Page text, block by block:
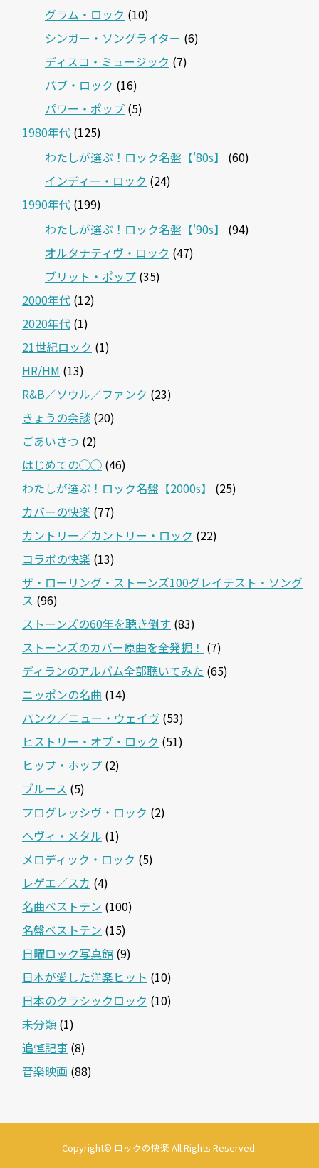
グラム・ロック (10)
シンガー・ソングライター (6)
ディスコ・ミュージック (7)
パブ・ロック (16)
パワー・ポップ (5)
1980年代 (125)
わたしが選ぶ！ロック名盤【'80s】
(60)
インディー・ロック (24)
1990年代 (199)
わたしが選ぶ！ロック名盤【'90s】
(94)
オルタナティヴ・ロック (47)
ブリット・ポップ (35)
2000年代 (12)
2020年代 (1)
21世紀ロック (1)
HR/HM (13)
R&B／ソウル／ファンク (23)
きょうの余談 (20)
ごあいさつ (2)
はじめての◯◯ (46)
わたしが選ぶ！ロック名盤【2000s】
(25)
カバーの快楽 (77)
カントリー／カントリー・ロック (22)
コラボの快楽 (13)
ザ・ローリング・ストーンズ100グレイテスト・ソング
ス (96)
ストーンズの60年を聴き倒す (83)
ストーンズのカバー原曲を全発掘！ (7)
ディランのアルバム全部聴いてみた (65)
ニッポンの名曲 (14)
パンク／ニュー・ウェイヴ (53)
ヒストリー・オブ・ロック (51)
ヒップ・ホップ (2)
ブルース (5)
プログレッシヴ・ロック (2)
ヘヴィ・メタル (1)
メロディック・ロック (5)
レゲエ／スカ (4)
名曲ベストテン (100)
名盤ベストテン (15)
日曜ロック写真館 (9)
日本が愛した洋楽ヒット (10)
日本のクラシックロック (10)
未分類 (1)
追悼記事 (8)
音楽映画 (88)
Copyright© ロックの快楽 All Rights Reserved.